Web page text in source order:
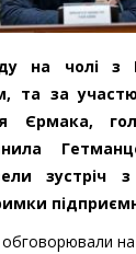
на чолі з
та за участю
Єрмака,
зустріч
на